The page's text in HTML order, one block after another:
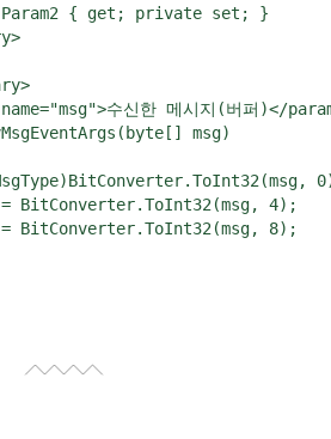
{ get; private set; }
수신한 메시지(버퍼)</
msg)
BitConverter.ToInt32(msg, 4);
BitConverter.ToInt32(msg, 8);